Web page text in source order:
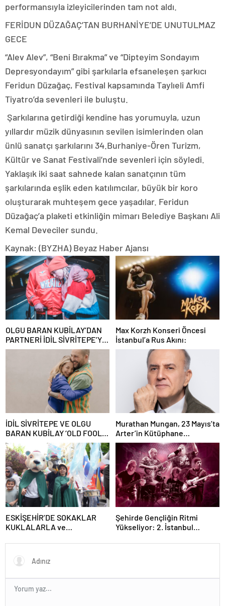
performansıyla izleyicilerinden tam not aldı.
FERİDUN DÜZAĞAÇ’TAN BURHANİYE’DE UNUTULMAZ
GECE
“Alev Alev”, “Beni Bırakma” ve “Dipteyim Sondayım
Depresyondayım” gibi şarkılarla efsaneleşen şarkıcı
Feridun Düzağaç, Festival kapsamında Taylıeli Amfi
Tiyatro’da sevenleri ile buluştu.
Şarkılarına getirdiği kendine has yorumuyla, uzun
yıllardır müzik dünyasının sevilen isimlerinden olan
ünlü sanatçı şarkılarını 34.Burhaniye-Ören Turizm,
Kültür ve Sanat Festivali’nde sevenleri için söyledi.
Yaklaşık iki saat sahnede kalan sanatçının tüm
şarkılarında eşlik eden katılımcılar, büyük bir koro
oluşturarak muhteşem gece yaşadılar. Feridun
Düzağaç’a plaketi etkinliğin mimarı Belediye Başkanı Ali
Kemal Deveciler sundu.
Kaynak: (BYZHA) Beyaz Haber Ajansı
OLGU BARAN KUBİLAY’DAN
PARTNERİ İDİL SİVRİTEPE’YE
ÖVGÜ DOLU SÖZLER!
Max Korzh Konseri Öncesi
İstanbul’a Rus Akını:
İDİL SİVRİTEPE VE OLGU
BARAN KUBİLAY ‘OLD FOOLS’
İLE TÜRSAK VAKFI İÇİN
SAHNEDE!
Murathan Mungan, 23 Mayıs’ta
Arter’in Kütüphane
Söyleşileri’ne Konuk Oluyor!
ESKİŞEHİR’DE SOKAKLAR
KUKLALARLA ve
RENKLENİYOR!
Şehirde Gençliğin Ritmi
Yükseliyor: 2. İstanbul
Mayıs’ta Kentin Dört Bir